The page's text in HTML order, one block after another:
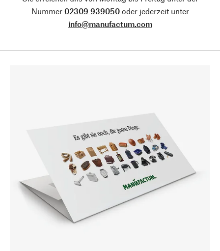
Nummer 02309 939050oder jederzeit unter
info@manufactum.com